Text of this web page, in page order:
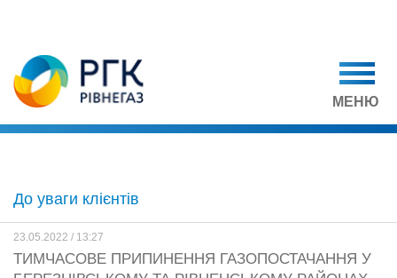
МЕНЮ
До уваги клієнтів
23.05.2022 / 13:27
ТИМЧАСОВЕ ПРИПИНЕННЯ ГАЗОПОСТАЧАННЯ У